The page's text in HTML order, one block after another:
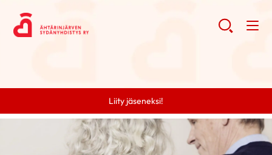
Liity jäseneksi!